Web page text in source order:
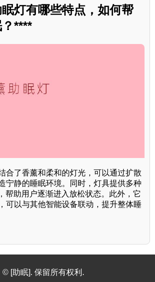
灯有哪些特点，如何帮
****
合了香薰和柔和的灯光，可以通过扩散
宁静的睡眠环境。同时，灯具提供多种
帮助用户逐渐进入放松状态。此外，它
可以与其他智能设备联动，提升整体睡
© [助眠]. 保留所有权利.